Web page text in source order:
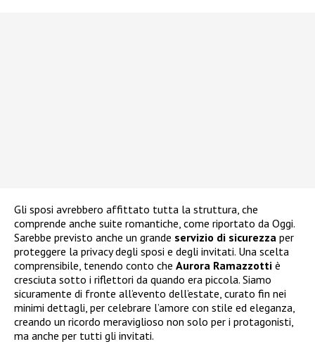
Gli sposi avrebbero affittato tutta la struttura, che
comprende anche suite romantiche, come riportato da Oggi.
Sarebbe previsto anche un grande servizio di sicurezza per
proteggere la privacy degli sposi e degli invitati. Una scelta
comprensibile, tenendo conto che Aurora Ramazzotti è
cresciuta sotto i riflettori da quando era piccola. Siamo
sicuramente di fronte all’evento dell’estate, curato fin nei
minimi dettagli, per celebrare l’amore con stile ed eleganza,
creando un ricordo meraviglioso non solo per i protagonisti,
ma anche per tutti gli invitati.